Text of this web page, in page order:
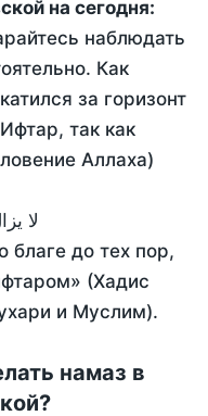
на сегодня:
наблюдать
Как
за горизонт
так как
Аллаха)
لا
благе до тех пор,
(Хадис
и Муслим).
намаз в